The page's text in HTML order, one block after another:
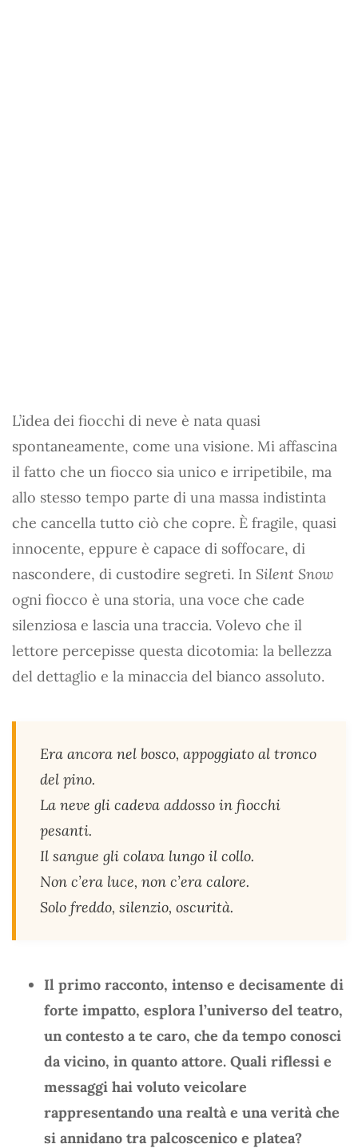
L’idea dei fiocchi di neve è nata quasi
spontaneamente, come una visione. Mi affascina
il fatto che un fiocco sia unico e irripetibile, ma
allo stesso tempo parte di una massa indistinta
che cancella tutto ciò che copre. È fragile, quasi
innocente, eppure è capace di soffocare, di
nascondere, di custodire segreti. In Silent Snow
ogni fiocco è una storia, una voce che cade
silenziosa e lascia una traccia. Volevo che il
lettore percepisse questa dicotomia: la bellezza
del dettaglio e la minaccia del bianco assoluto.
Era ancora nel bosco, appoggiato al tronco
del pino.
La neve gli cadeva addosso in fiocchi
pesanti.
Il sangue gli colava lungo il collo.
Non c’era luce, non c’era calore.
Solo freddo, silenzio, oscurità.
Il primo racconto, intenso e decisamente di
forte impatto, esplora l’universo del teatro,
un contesto a te caro, che da tempo conosci
da vicino, in quanto attore. Quali riflessi e
messaggi hai voluto veicolare
rappresentando una realtà e una verità che
si annidano tra palcoscenico e platea?